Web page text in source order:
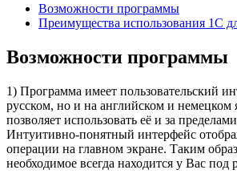
Возможности программы
Преимущества использования 1С
Возможности программы
1) Программа имеет пользовательский
русском, но и на английском и немецком
позволяет использовать её и за
Интуитивно-понятный интерфейс
операции на главном экране. Таким
необходимое всегда находится у Вас под